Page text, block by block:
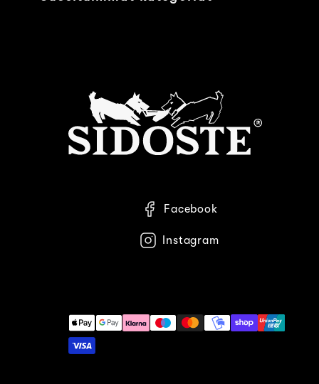
Facebook
Instagram
Maksutavat